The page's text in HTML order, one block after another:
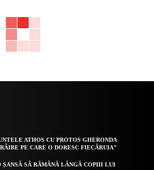
ATHOS CU PROTOS GHERONDA
PE CARE O DORESC FIECĂRUIA”
ȘANSĂ SĂ RĂMÂNĂ LÂNGĂ COPIII LUI